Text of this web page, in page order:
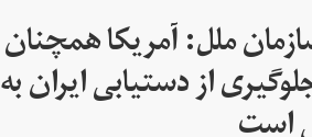
ملل: آمریکا همچنان
از دستیابی ایران به